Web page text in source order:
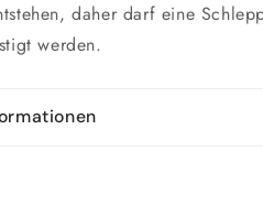
daher darf eine
werden.